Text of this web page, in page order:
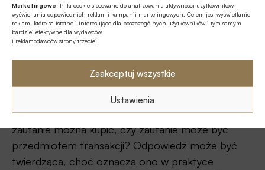
Marketingowe: Pliki cookie stosowane do analizowania aktywności użytkowników,
wyświetlania odpowiednich reklam i kampanii marketingowych. Celem jest wyświetlanie
reklam, które są istotne i interesujące dla poszczególnych użytkowników i tym samym
bardziej efektywne dla wydawców
i reklamodawców strony trzeciej.
Zaakceptuj wszystkie
Ustawienia
strategie marketingowe, ale postrzeganie ich jako
zbiorowości. I nie chodzi o wyjątkowe zaufanie do
bankowców jako grupy zawodowej. Wydaje się, że
postrzegania banków jako instytucji pod
specjalnym nadzorem państwa.
Można jednak w tym miejscu zadać pytanie: czy
zaufanie można kupić, czy zaufanie może być
przedmiotem transakcji? Odpowiedź może być
twierdząca, choć oznacza ono w praktyce